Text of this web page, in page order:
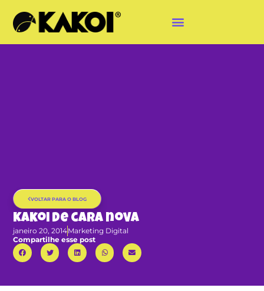
VOLTAR PARA O BLOG
Kakoi de cara nova
janeiro 20, 2014Marketing Digital
Compartilhe esse post